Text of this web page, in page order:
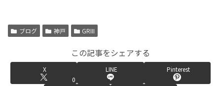
ブログ 神戸 GRIII
この記事をシェアする
X
0
LINE Pinterest